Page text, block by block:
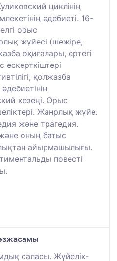
циклінің
әдебиеті. 16-
орыс
жүйесі (шежіре,
оқиғалары, ертегі
ескерткіштері
қолжазба
кезеңі. Орыс
Жанрлық жүйе.
және трагедия.
оның батыс
айырмашылығы.
повесті
саласы. Жүйелік-